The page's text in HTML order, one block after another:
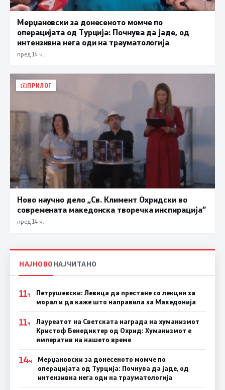
Мерџановски за донесеното момче по
операцијата од Турција: Почнува да јаде, од
интензивна нега оди на трауматологија
пред 14 ч.
ПРИЛОГ
Ново научно дело „Св. Климент Охридски во
современата македонска творечка инспирација“
пред 14 ч.
НАЈНОВОНАЈЧИТАНО
11Ч
Петрушевски: Левица да престане со лекции за
морал и да каже што направила за Македонија
11Ч
Лауреатот на Светската награда на хуманизмот
Кристоф Бенедиктер од Охрид: Хуманизмот е
императив на нашето време
14Ч
Мерџановски за донесеното момче по
операцијата од Турција: Почнува да јаде, од
интензивна нега оди на трауматологија